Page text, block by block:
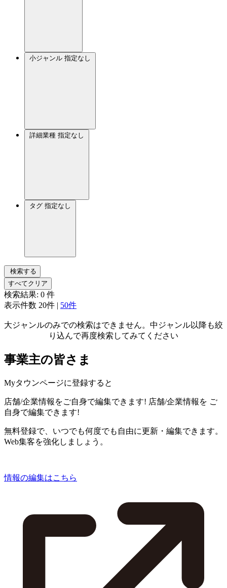
小ジャンル 指定なし
詳細業種 指定なし
タグ 指定なし
検索する
すべてクリア
検索結果: 0 件
表示件数 20件 | 50件
大ジャンルのみでの検索はできません。中ジャンル以降も絞
り込んで再度検索してみてください
事業主の皆さま
Myタウンページに登録すると
店舗/企業情報をご自身で編集できます! 店舗/企業情報を ご
自身で編集できます!
無料登録で、いつでも何度でも自由に更新・編集できます。
Web集客を強化しましょう。
情報の編集はこちら